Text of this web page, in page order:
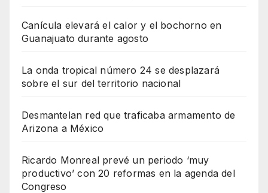
Canícula elevará el calor y el bochorno en
Guanajuato durante agosto
La onda tropical número 24 se desplazará
sobre el sur del territorio nacional
Desmantelan red que traficaba armamento de
Arizona a México
Ricardo Monreal prevé un periodo ‘muy
productivo’ con 20 reformas en la agenda del
Congreso